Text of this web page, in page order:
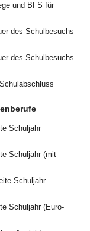
und BFS für
des Schulbesuchs
des Schulbesuchs
Schuljahr
Schuljahr (mit
Schuljahr
Schuljahr (Euro-